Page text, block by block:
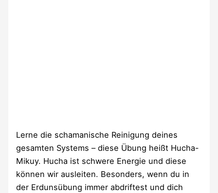
Lerne die schamanische Reinigung deines
gesamten Systems – diese Übung heißt Hucha-
Mikuy. Hucha ist schwere Energie und diese
können wir ausleiten. Besonders, wenn du in
der Erdunsübung immer abdriftest und dich